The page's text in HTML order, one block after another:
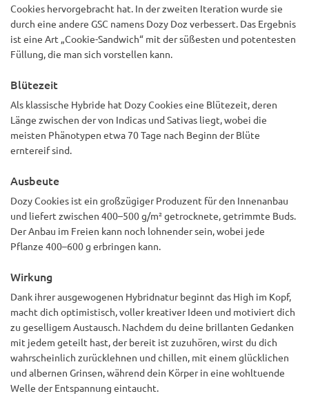
Cookies hervorgebracht hat. In der zweiten Iteration wurde sie
durch eine andere GSC namens Dozy Doz verbessert. Das Ergebnis
ist eine Art „Cookie-Sandwich“ mit der süßesten und potentesten
Füllung, die man sich vorstellen kann.
Blütezeit
Als klassische Hybride hat Dozy Cookies eine Blütezeit, deren
Länge zwischen der von Indicas und Sativas liegt, wobei die
meisten Phänotypen etwa 70 Tage nach Beginn der Blüte
erntereif sind.
Ausbeute
Dozy Cookies ist ein großzügiger Produzent für den Innenanbau
und liefert zwischen 400–500 g/m² getrocknete, getrimmte Buds.
Der Anbau im Freien kann noch lohnender sein, wobei jede
Pflanze 400–600 g erbringen kann.
Wirkung
Dank ihrer ausgewogenen Hybridnatur beginnt das High im Kopf,
macht dich optimistisch, voller kreativer Ideen und motiviert dich
zu geselligem Austausch. Nachdem du deine brillanten Gedanken
mit jedem geteilt hast, der bereit ist zuzuhören, wirst du dich
wahrscheinlich zurücklehnen und chillen, mit einem glücklichen
und albernen Grinsen, während dein Körper in eine wohltuende
Welle der Entspannung eintaucht.